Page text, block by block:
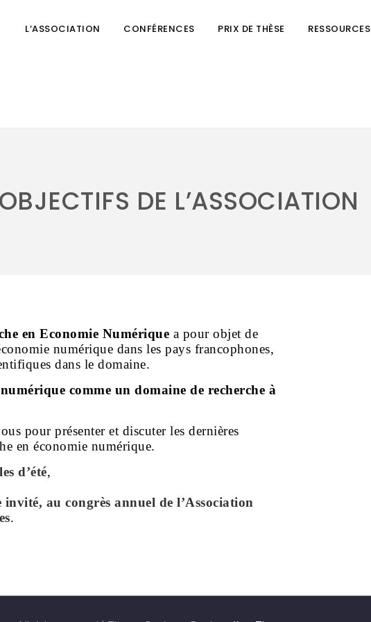
L’ASSOCIATION CONFÉRENCES PRIX DE THÈSE RESSOURCES
DE L’ASSOCIATION
en Economie Numérique a pour objet de
numérique dans les pays francophones,
dans le domaine.
comme un domaine de recherche à
pour présenter et discuter les dernières
en économie numérique.
d’été,
au congrès annuel de l’Association
.